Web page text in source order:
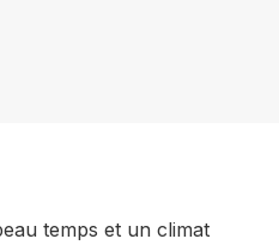
temps et un climat